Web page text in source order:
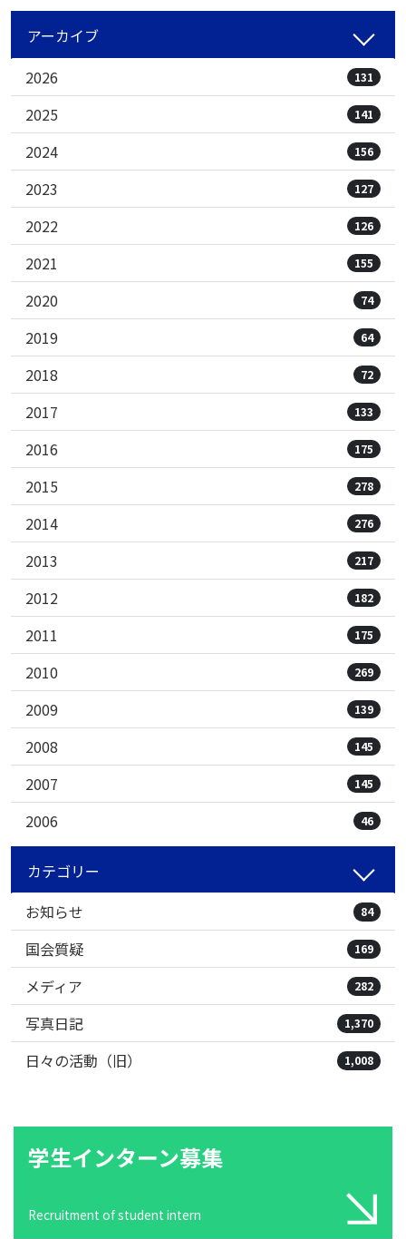
アーカイブ
2026
131
2025 141
2024 156
2023 127
2022 126
2021 155
2020 74
2019 64
2018 72
2017 133
2016 175
2015 278
2014 276
2013 217
2012 182
2011 175
2010 269
2009 139
2008 145
2007 145
2006 46
カテゴリー
お知らせ
84
国会質疑 169
メディア 282
写真日記 1,370
日々の活動（旧） 1,008
学生インターン募集
Recruitment of student intern